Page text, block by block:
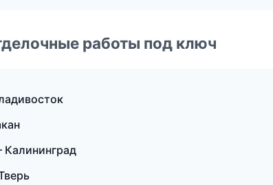
работы под ключ